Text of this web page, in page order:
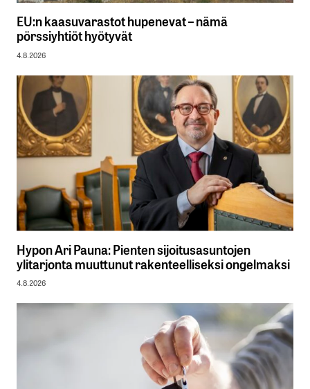
EU:n kaasuvarastot hupenevat – nämä
pörssiyhtiöt hyötyvät
4.8.2026
Hypon Ari Pauna: Pienten sijoitusasuntojen
ylitarjonta muuttunut rakenteelliseksi ongelmaksi
4.8.2026